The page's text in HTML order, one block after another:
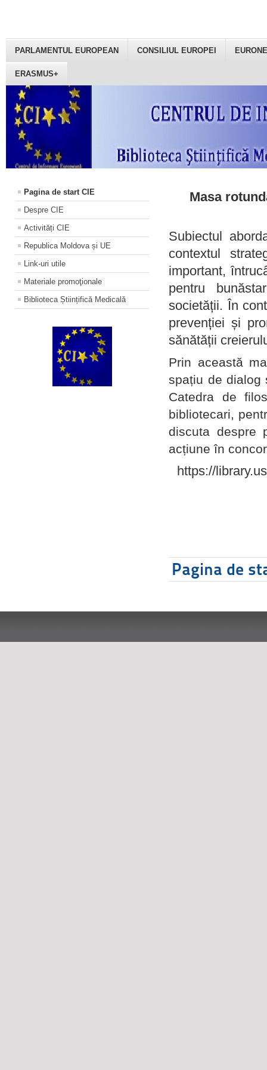
PARLAMENTUL EUROPEAN CONSILIUL EUROPEI
ERASMUS+
Pagina de start CIE
Despre CIE
Activități CIE
Republica Moldova și UE
Link-uri utile
Materiale promoţionale
Biblioteca Științifică Medicală
Masa
Subiectul
contextul
important,
pentru
societății. În
prevenției și
sănătății
Prin această
spațiu de dialog
Catedra de
bibliotecari,
discuta despre
acțiune în
https://
Pagina de